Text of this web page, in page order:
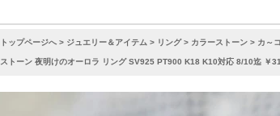
トップページへ > ジュエリー＆アイテム > リング> カラーストーン > カ～
ストーン 夜明けのオーロラ リング SV925 PT900 K18 K10対応 8/10迄 ￥